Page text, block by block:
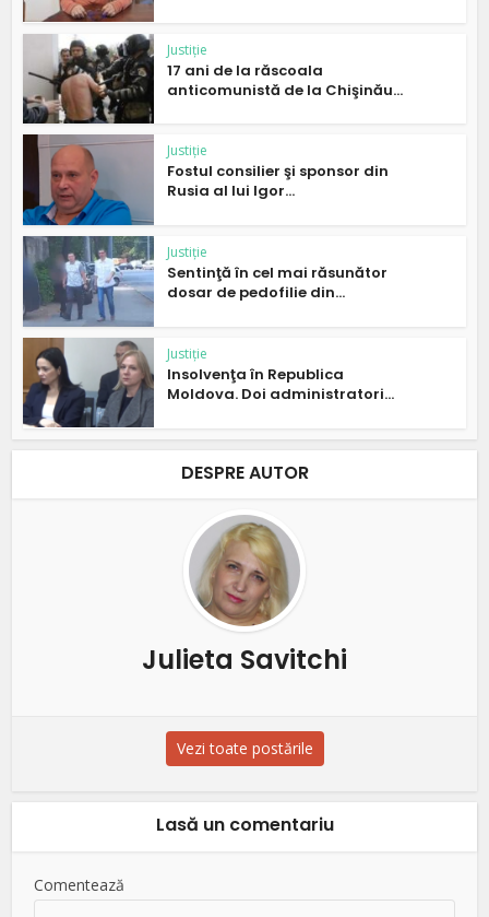
Justiție
17 ani de la răscoala
anticomunistă de la Chişinău...
Justiție
Fostul consilier şi sponsor din
Rusia al lui Igor...
Justiție
Sentinţă în cel mai răsunător
dosar de pedofilie din...
Justiție
Insolvenţa în Republica
Moldova. Doi administratori...
DESPRE AUTOR
Julieta Savitchi
Vezi toate postările
Lasă un comentariu
Comentează